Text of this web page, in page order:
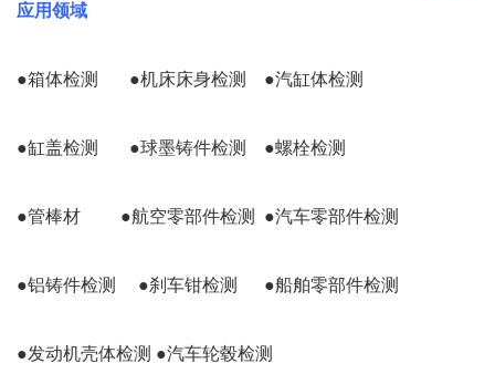
应用领域
●箱体检测       ●机床床身检测    ●汽缸体检测
●缸盖检测       ●球墨铸件检测    ●螺栓检测
●管棒材         ●航空零部件检测  ●汽车零部件检测
●铝铸件检测     ●刹车钳检测      ●船舶零部件检测
●发动机壳体检测 ●汽车轮毂检测